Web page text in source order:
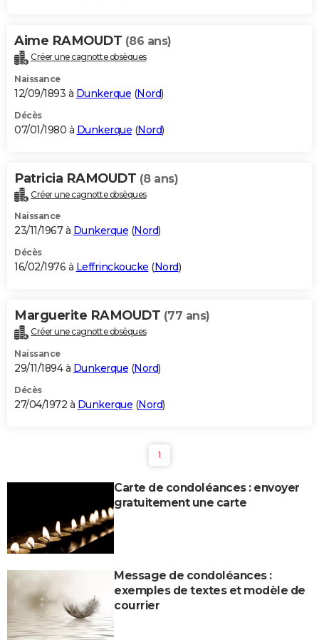
Aime RAMOUDT (86 ans)
Créer une cagnotte obsèques
Naissance
12/09/1893 à Dunkerque (Nord)
Décès
07/01/1980 à Dunkerque (Nord)
Patricia RAMOUDT (8 ans)
Créer une cagnotte obsèques
Naissance
23/11/1967 à Dunkerque (Nord)
Décès
16/02/1976 à Leffrinckoucke (Nord)
Marguerite RAMOUDT (77 ans)
Créer une cagnotte obsèques
Naissance
29/11/1894 à Dunkerque (Nord)
Décès
27/04/1972 à Dunkerque (Nord)
1
Carte de condoléances : envoyer
gratuitement une carte
Message de condoléances :
exemples de textes et modèle de
courrier